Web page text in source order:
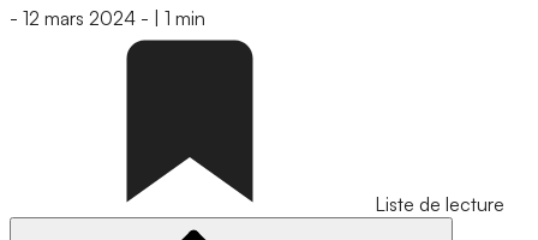
- 12 mars 2024 - 1 min
Liste de lecture